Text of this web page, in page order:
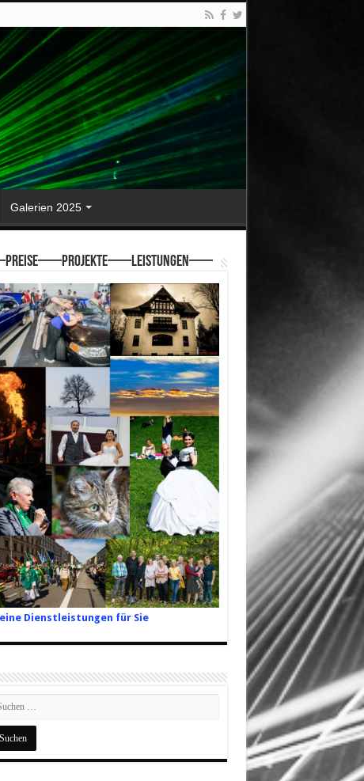
Galerien 2025
Dienstleistungen für Sie